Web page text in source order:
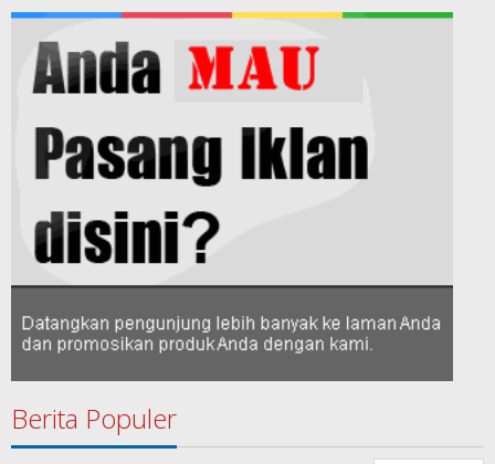
Berita Populer